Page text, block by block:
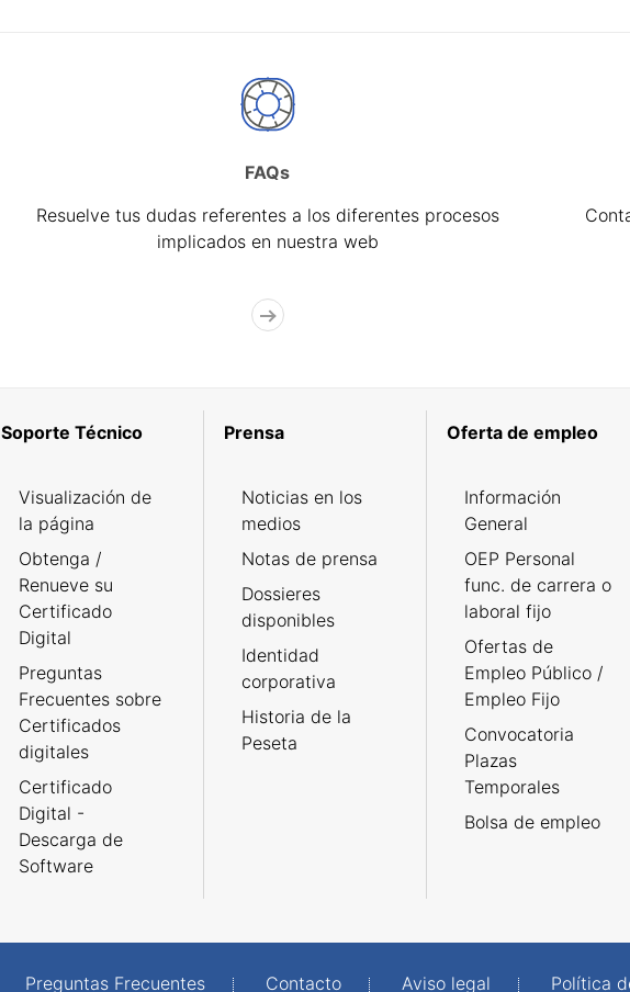
FAQs
Resuelve tus dudas referentes a los diferentes procesos
implicados en nuestra web
Soporte Técnico
Visualización de
la página
Obtenga /
Renueve su
Certificado
Digital
Preguntas
Frecuentes sobre
Certificados
digitales
Certificado
Digital -
Descarga de
Software
Prensa
Noticias en los
medios
Notas de prensa
Dossieres
disponibles
Identidad
corporativa
Historia de la
Peseta
Oferta de empleo
Información
General
OEP Personal
func. de carrera o
laboral fijo
Ofertas de
Empleo Público /
Empleo Fijo
Convocatoria
Plazas
Temporales
Bolsa de empleo
Preguntas Frecuentes Contacto Aviso legal Política